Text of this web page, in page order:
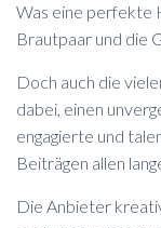
Was eine perfekte
Brautpaar und die
Doch auch die
dabei, einen
engagierte und
Beiträgen allen
Die Anbieter